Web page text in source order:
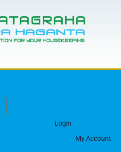
Login
My Account